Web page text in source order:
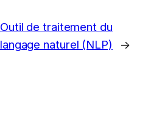
Outil de traitement du
langage naturel (NLP)
→